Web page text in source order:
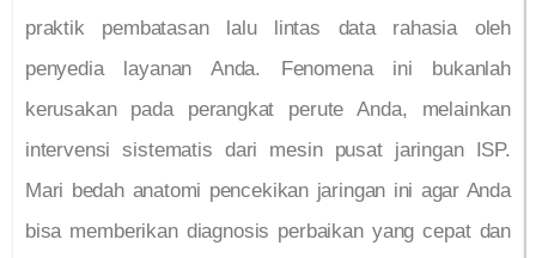
praktik pembatasan lalu lintas data rahasia oleh
penyedia layanan Anda. Fenomena ini bukanlah
kerusakan pada perangkat perute Anda, melainkan
intervensi sistematis dari mesin pusat jaringan ISP.
Mari bedah anatomi pencekikan jaringan ini agar Anda
bisa memberikan diagnosis perbaikan yang cepat dan